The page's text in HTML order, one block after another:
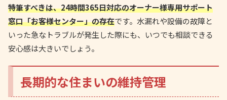
特筆すべきは、24時間365日対応のオーナー様専用サポート
窓口「お客様センター」の存在です。水漏れや設備の故障と
いった急なトラブルが発生した際にも、いつでも相談できる
安心感は大きいでしょう。
長期的な住まいの維持管理